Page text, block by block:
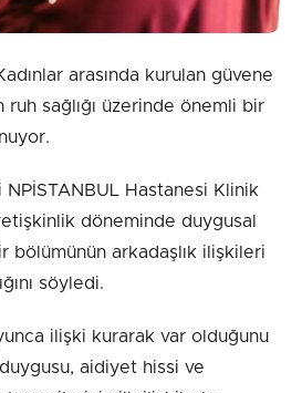
arasında kurulan güvene
ruh sağlığı üzerinde önemli bir
Hastanesi Klinik
döneminde duygusal
bölümünün arkadaşlık ilişkileri
söyledi.
ilişki kurarak var olduğunu
aidiyet hissi ve